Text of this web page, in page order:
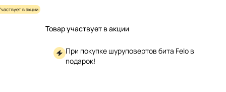
в акции
Товар участвует в акции
При покупке шуруповертов бита Felo в
подарок!